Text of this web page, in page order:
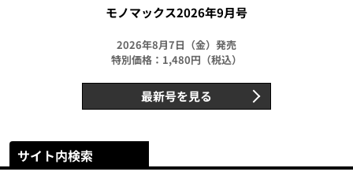
モノマックス2026年9月号
2026年8月7日（金）発売
特別価格：1,480円（税込）
最新号を見る
サイト内検索